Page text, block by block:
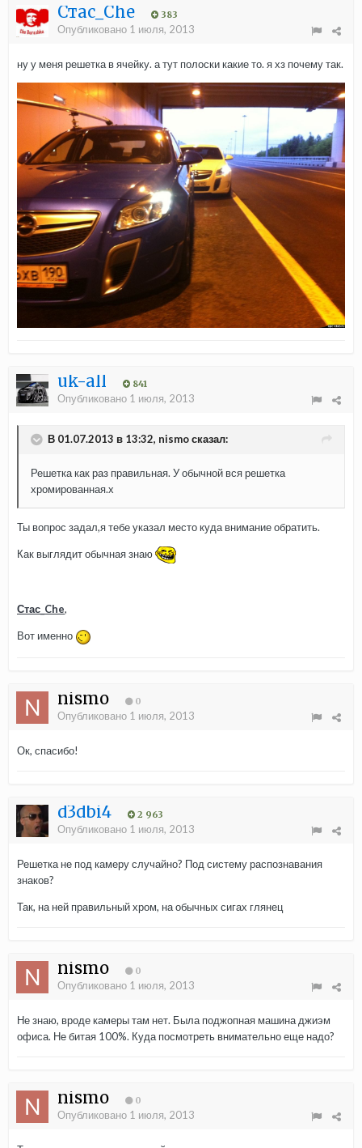
Стас_Che 383
Опубликовано 1 июля, 2013
ну у меня решетка в ячейку. а тут полоски какие то. я хз почему так.
uk-all 841
Опубликовано 1 июля, 2013
В 01.07.2013 в 13:32, nismo сказал:
Решетка как раз правильная. У обычной вся решетка
хромированная.х
Ты вопрос задал,я тебе указал место куда внимание обратить.
Как выглядит обычная знаю
Стас_Che,
Вот именно
nismo 0
Опубликовано 1 июля, 2013
Ок, спасибо!
d3dbi4 2 963
Опубликовано 1 июля, 2013
Решетка не под камеру случайно? Под систему распознавания
знаков?
Так, на ней правильный хром, на обычных сигах глянец
nismo 0
Опубликовано 1 июля, 2013
Не знаю, вроде камеры там нет. Была поджопная машина джиэм
офиса. Не битая 100%. Куда посмотреть внимательно еще надо?
nismo 0
Опубликовано 1 июля, 2013